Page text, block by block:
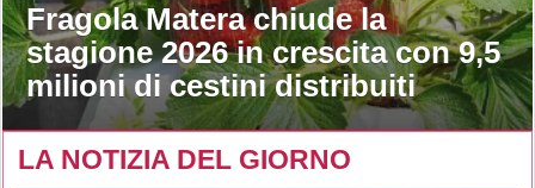
Fragola Matera chiude la
stagione 2026 in crescita con 9,5
milioni di cestini distribuiti
LA NOTIZIA DEL GIORNO